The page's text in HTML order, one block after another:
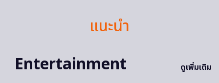
แนะนำ
Entertainment
ดูเพิ่มเติม